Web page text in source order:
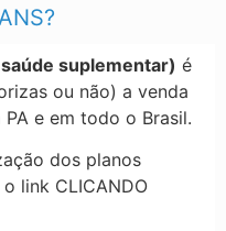
suplementar) é
ou não) a venda
e em todo o Brasil.
dos planos
link CLICANDO